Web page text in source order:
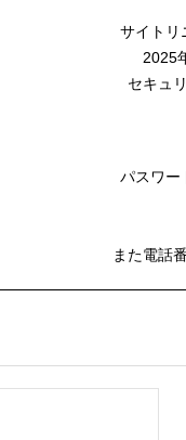
サイトリ
2025
セキュ
パスワー
また電話